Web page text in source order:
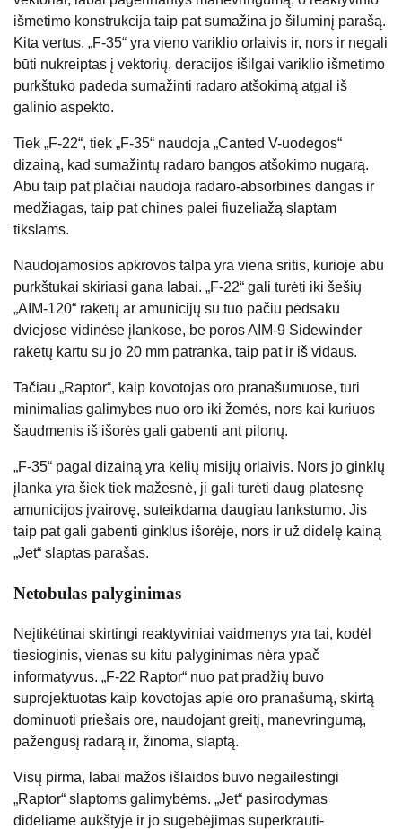
išmetimo konstrukcija taip pat sumažina jo šiluminį parašą.
Kita vertus, „F-35“ yra vieno variklio orlaivis ir, nors ir negali
būti nukreiptas į vektorių, deracijos išilgai variklio išmetimo
purkštuko padeda sumažinti radaro atšokimą atgal iš
galinio aspekto.
Tiek „F-22“, tiek „F-35“ naudoja „Canted V-uodegos“
dizainą, kad sumažintų radaro bangos atšokimo nugarą.
Abu taip pat plačiai naudoja radaro-absorbines dangas ir
medžiagas, taip pat chines palei fiuzeliažą slaptam
tikslams.
Naudojamosios apkrovos talpa yra viena sritis, kurioje abu
purkštukai skiriasi gana labai. „F-22“ gali turėti iki šešių
„AIM-120“ raketų ar amunicijų su tuo pačiu pėdsaku
dviejose vidinėse įlankose, be poros AIM-9 Sidewinder
raketų kartu su jo 20 mm patranka, taip pat ir iš vidaus.
Tačiau „Raptor“, kaip kovotojas oro pranašumuose, turi
minimalias galimybes nuo oro iki žemės, nors kai kuriuos
šaudmenis iš išorės gali gabenti ant pilonų.
„F-35“ pagal dizainą yra kelių misijų orlaivis. Nors jo ginklų
įlanka yra šiek tiek mažesnė, ji gali turėti daug platesnę
amunicijos įvairovę, suteikdama daugiau lankstumo. Jis
taip pat gali gabenti ginklus išorėje, nors ir už didelę kainą
„Jet“ slaptas parašas.
Netobulas palyginimas
Neįtikėtinai skirtingi reaktyviniai vaidmenys yra tai, kodėl
tiesioginis, vienas su kitu palyginimas nėra ypač
informatyvus. „F-22 Raptor“ nuo pat pradžių buvo
suprojektuotas kaip kovotojas apie oro pranašumą, skirtą
dominuoti priešais ore, naudojant greitį, manevringumą,
pažengusį radarą ir, žinoma, slaptą.
Visų pirma, labai mažos išlaidos buvo negailestingi
„Raptor“ slaptoms galimybėms. „Jet“ pasirodymas
dideliame aukštyje ir jo sugebėjimas superkrauti-